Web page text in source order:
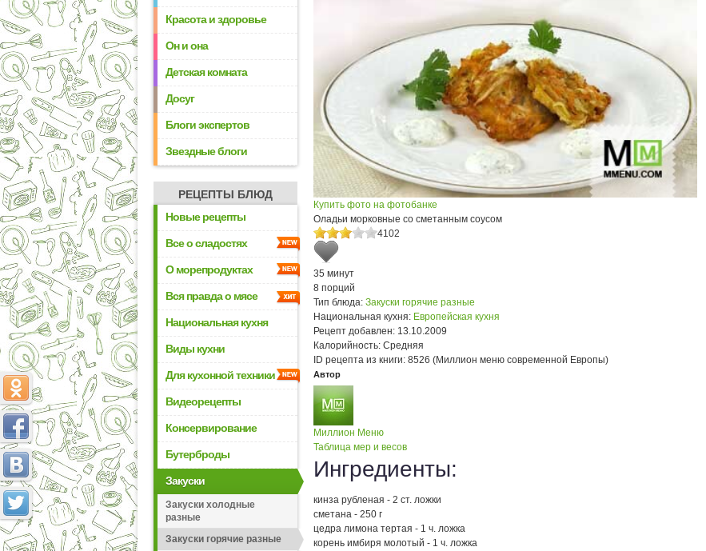
Красота и здоровье
Он и она
Детская комната
Досуг
Блоги экспертов
Звездные блоги
РЕЦЕПТЫ БЛЮД
Новые рецепты
Все о сладостях
О морепродуктах
Вся правда о мясе
Национальная кухня
Виды кухни
Для кухонной техники
Видеорецепты
Консервирование
Бутерброды
Закуски
Закуски холодные
разные
Закуски горячие разные
Купить фото на фотобанке
Оладьи морковные со сметанным соусом
4102
35 минут
8 порций
Тип блюда: Закуски горячие разные
Национальная кухня: Европейская кухня
Рецепт добавлен: 13.10.2009
Калорийность: Средняя
ID рецепта из книги: 8526 (Миллион меню современной Европы)
Автор
Миллион Меню
Таблица мер и весов
Ингредиенты:
кинза рубленая - 2 ст. ложки
сметана - 250 г
цедра лимона тертая - 1 ч. ложка
корень имбиря молотый - 1 ч. ложка